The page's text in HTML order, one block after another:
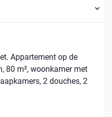
Appartement op de
80 m², woonkamer met
2 douches, 2